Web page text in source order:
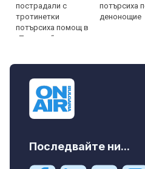
потърсиха
денонощие
Последвайте ни...